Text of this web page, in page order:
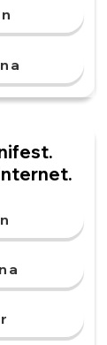
internet.